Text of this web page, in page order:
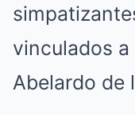
vinculados
Abelardo de